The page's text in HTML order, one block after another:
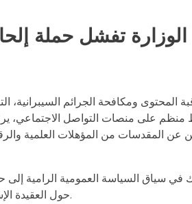
الوزارة تفشل حملة
على منصات التواصل الاجتماعي،
عن المقدسات من المؤهلات العلمية
في سياق السياسة العمومية الرامية
حول العقيدة الإسلامية من خلال وسائل التواصل الاجتماعي، تحصينا للنشء من هذه الفتن الرقمية الخطيرة.